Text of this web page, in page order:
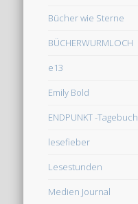
Bücher wie Sterne
BÜCHERWURMLOCH
e13
Emily Bold
ENDPUNKT -Tagebuch
lesefieber
Lesestunden
Medien Journal